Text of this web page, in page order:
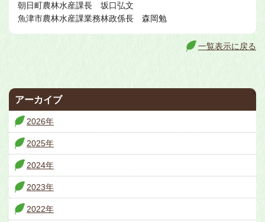
朝日町農林水産課長 坂口弘文
魚津市農林水産課業務林政係長 森岡勉
一覧表示に戻る
アーカイブ
2026年
2025年
2024年
2023年
2022年
^